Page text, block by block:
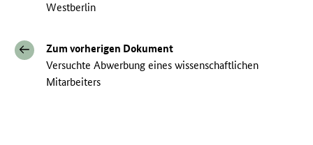
Westberlin
Zum vorherigen Dokument
Versuchte Abwerbung eines wissenschaftlichen
Mitarbeiters